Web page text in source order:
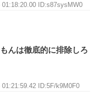
01:18:20.00 ID:s87sysMW0
んは徹底的に排除しろ
01:21:59.42 ID:5F/k9M0F0